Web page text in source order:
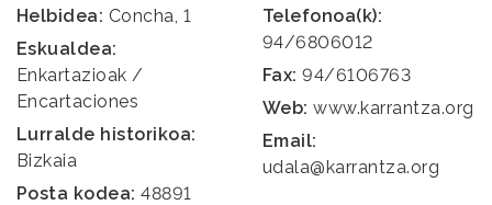
Helbidea: Concha, 1
Eskualdea:
Enkartazioak /
Encartaciones
Lurralde historikoa:
Bizkaia
Posta kodea: 48891
Telefonoa(k):
94/6806012
Fax: 94/6106763
Web: www.karrantza.org
Email:
udala@karrantza.org